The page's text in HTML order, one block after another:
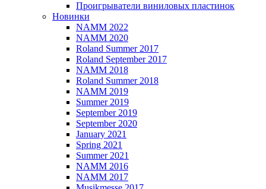
Проигрыватели виниловых пластинок
Новинки
NAMM 2022
NAMM 2020
Roland Summer 2017
Roland September 2017
NAMM 2018
Roland Summer 2018
NAMM 2019
Summer 2019
September 2019
September 2020
January 2021
Spring 2021
Summer 2021
NAMM 2016
NAMM 2017